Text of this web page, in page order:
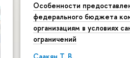
Особенности
федерального бюджета
организациям в условиях
ограничений
Саакян Т. В.